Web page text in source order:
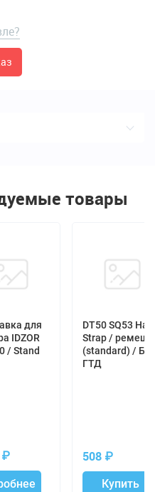
0 отзывов
Ваш отзыв будет
товары
для
IDZOR
/ Stand
₽
DT50 SQ53
Strap /
(standard) /
ГТД
508 ₽
Купить